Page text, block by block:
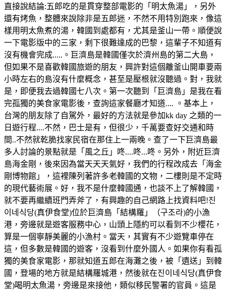
直接說結論:五郎吃的是貫穿整部電影的「明太魚湯」，另外
還有烤魚，整體來說除非是五郎迷，不然不用特別跑來，像這
樣用明太魚煮的湯，韓國到處都有，尤其是釜山一帶。順便說
一下電影版中的三家，剩下很難達成的巴黎，這輩子不知道有
沒有機會完成.....。巨濟島是韓國僅次於濟州島的第二大島，
但如果不是喜歡韓國旅遊的朋友，興許對這個離釜山開車要兩
小時左右的島沒有什麼概念，甚至是壓根就沒聽過。對，我就
是，即便我去過韓國七八次。第一次聽到「巨濟島」是我在看
完孤獨的美食家電影後，查詢這家餐廳才知道.... 。基本上，
台灣的朋友除了自駕外，最好的方法就是參加kk day 之類的一
日遊行程....不然，巴士是有，但很少，千萬要查好交通和時
間..不然就乾脆找家民宿在那住上一兩晚。查了一下巨濟島最
多人討論的景點就是「風之丘」咚....咚...咚。另外，附近巨濟
島海金剛，後來因為當天天天氣好，我們的行程改成去「海金
剛博物館」，這裡陳列著許多老韓國的文物，二樓則是不定時
的現代藝術展。好，我不是什麼韓國通，也談不上了解韓國，
就不要再繼續班門弄斧了，有興趣的自己網路上找資料吧!진
이네식당(真伊食堂)位於巨濟島「結構羅」（구조라)的小漁
港，旁邊就是遊客服務中心，山頭上隱約可以看到不少櫻花，
算是一個寧靜美麗的小漁村。當天，其實有不少遊覽車停在
這，但多數是韓國的遊客，沒看到什麼外國人。如果你有看孤
獨的美食家電影，那就知道五郎在海灘之後，被「遺送」到韓
國，登場的地方就是結構羅城港，然後就在진이네식당(真伊食
堂)喝明太魚湯，旁邊是來接他，類似移民警署的官員。這是